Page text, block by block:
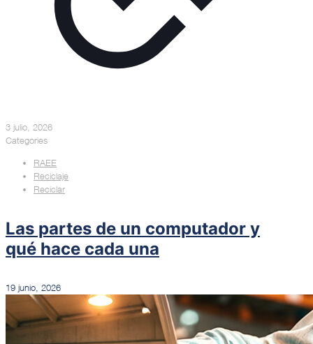
3 julio, 2026
Categories
RAEE
Reciclaje
Reciclar
Las partes de un computador y
qué hace cada una
19 junio, 2026